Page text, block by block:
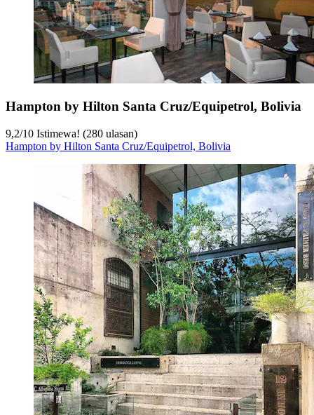
Hampton by Hilton Santa Cruz/Equipetrol, Bolivia
9,2/10 Istimewa! (280 ulasan)
Hampton by Hilton Santa Cruz/Equipetrol, Bolivia